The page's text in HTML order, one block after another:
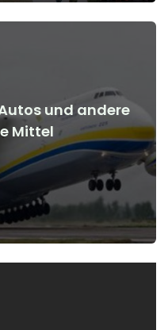
und andere
Mittel
Mittel vor und nach